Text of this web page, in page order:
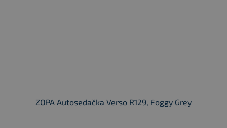
ZOPA Autosedačka Verso R129, Foggy Grey